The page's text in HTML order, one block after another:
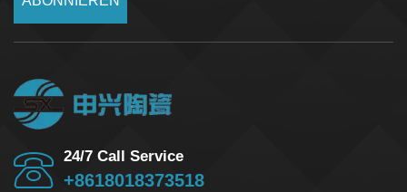
24/7 Call Service
+8618018373518